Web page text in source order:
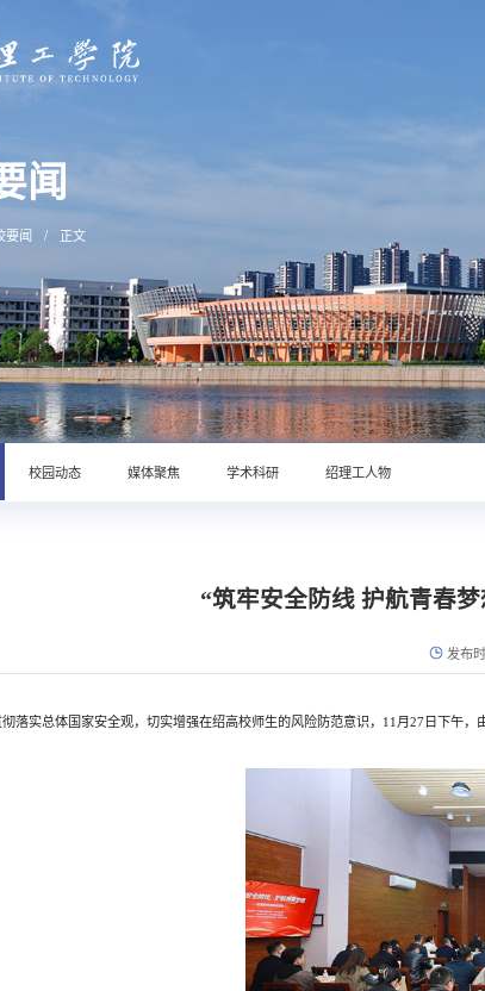
闻
要闻 / 正文
校园动态 媒体聚焦 学术科研 绍理工人物
“筑牢安全防线 护航青春
发布
落实总体国家安全观，切实增强在绍高校师生的风险防范意识， 11月27日下午，